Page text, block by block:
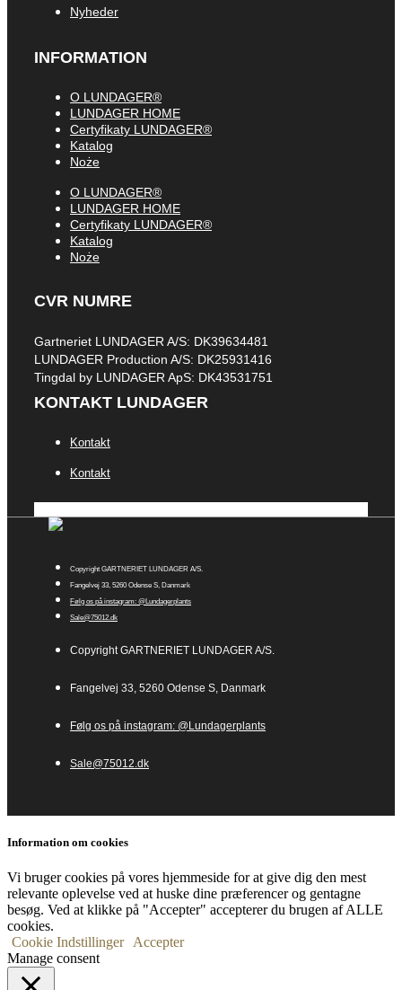
Nyheder
INFORMATION
O LUNDAGER®
LUNDAGER HOME
Certyfikaty LUNDAGER®
Katalog
Noże
O LUNDAGER®
LUNDAGER HOME
Certyfikaty LUNDAGER®
Katalog
Noże
CVR NUMRE
Gartneriet LUNDAGER A/S: DK39634481
LUNDAGER Production A/S: DK25931416
Tingdal by LUNDAGER ApS: DK43531751
KONTAKT LUNDAGER
Kontakt
Kontakt
Copyright GARTNERIET LUNDAGER A/S.
Fangelvej 33, 5260 Odense S, Danmark
Følg os på instagram: @Lundagerplants
Sale@75012.dk
Copyright GARTNERIET LUNDAGER A/S.
Fangelvej 33, 5260 Odense S, Danmark
Følg os på instagram: @Lundagerplants
Sale@75012.dk
Information om cookies
Vi bruger cookies på vores hjemmeside for at give dig den mest
relevante oplevelse ved at huske dine præferencer og gentagne
besøg. Ved at klikke på "Accepter" accepterer du brugen af ​​ALLE
cookies.
Cookie Indstillinger
Accepter
Manage consent